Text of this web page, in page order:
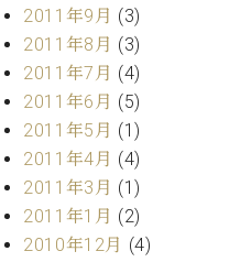
2011年9月 (3)
2011年8月 (3)
2011年7月 (4)
2011年6月 (5)
2011年5月 (1)
2011年4月 (4)
2011年3月 (1)
2011年1月 (2)
2010年12月 (4)